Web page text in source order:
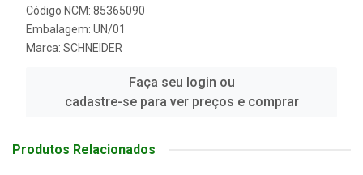
Código NCM: 85365090
Embalagem: UN/01
Marca: SCHNEIDER
Faça seu login ou
cadastre-se para ver preços e comprar
Produtos Relacionados